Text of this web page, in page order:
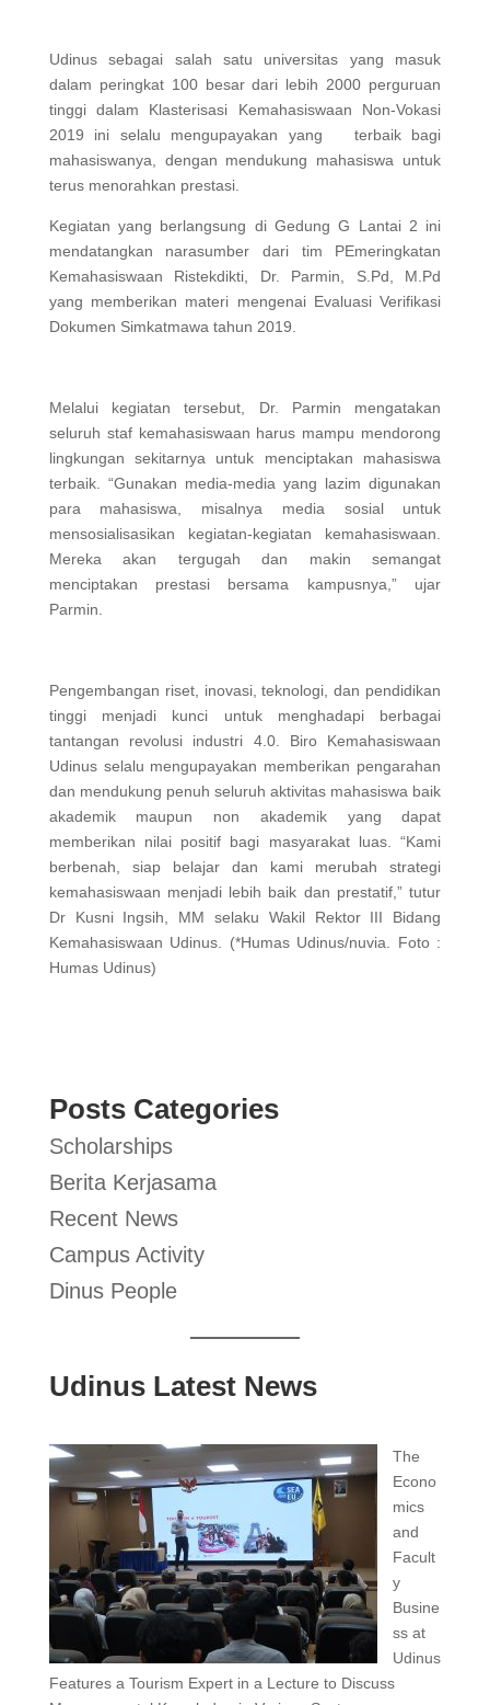
Udinus sebagai salah satu universitas yang masuk
dalam peringkat 100 besar dari lebih 2000 perguruan
tinggi dalam Klasterisasi Kemahasiswaan Non-Vokasi
2019 ini selalu mengupayakan yang terbaik bagi
mahasiswanya, dengan mendukung mahasiswa untuk
terus menorahkan prestasi.
Kegiatan yang berlangsung di Gedung G Lantai 2 ini
mendatangkan narasumber dari tim PEmeringkatan
Kemahasiswaan Ristekdikti, Dr. Parmin, S.Pd, M.Pd
yang memberikan materi mengenai Evaluasi Verifikasi
Dokumen Simkatmawa tahun 2019.
Melalui kegiatan tersebut, Dr. Parmin mengatakan
seluruh staf kemahasiswaan harus mampu mendorong
lingkungan sekitarnya untuk menciptakan mahasiswa
terbaik. “Gunakan media-media yang lazim digunakan
para mahasiswa, misalnya media sosial untuk
mensosialisasikan kegiatan-kegiatan kemahasiswaan.
Mereka akan tergugah dan makin semangat
menciptakan prestasi bersama kampusnya,” ujar
Parmin.
Pengembangan riset, inovasi, teknologi, dan pendidikan
tinggi menjadi kunci untuk menghadapi berbagai
tantangan revolusi industri 4.0. Biro Kemahasiswaan
Udinus selalu mengupayakan memberikan pengarahan
dan mendukung penuh seluruh aktivitas mahasiswa baik
akademik maupun non akademik yang dapat
memberikan nilai positif bagi masyarakat luas. “Kami
berbenah, siap belajar dan kami merubah strategi
kemahasiswaan menjadi lebih baik dan prestatif,” tutur
Dr Kusni Ingsih, MM selaku Wakil Rektor III Bidang
Kemahasiswaan Udinus. (*Humas Udinus/nuvia. Foto :
Humas Udinus)
Posts Categories
Scholarships
Berita Kerjasama
Recent News
Campus Activity
Dinus People
Udinus Latest News
The
Econo
mics
and
Facult
y
Busine
ss at
Udinus
Features a Tourism Expert in a Lecture to Discuss